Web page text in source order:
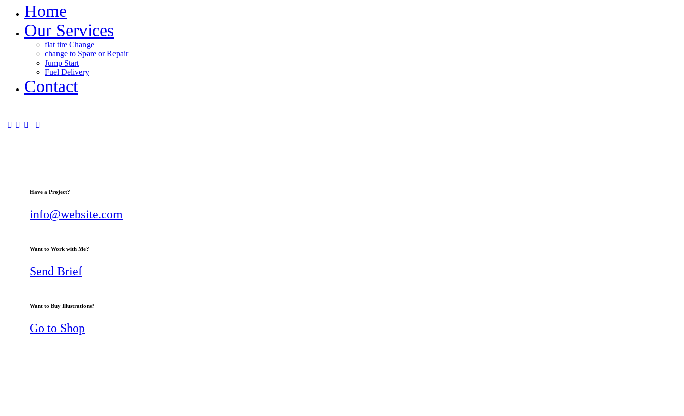
Home
Our Services
flat tire Change
change to Spare or Repair
Jump Start
Fuel Delivery
Contact
Have a Project?
info@website.com
Want to Work with Me?
Send Brief
Want to Buy Illustrations?
Go to Shop